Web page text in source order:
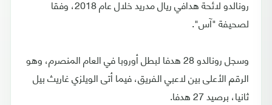
رونالدو لائحة هدافي ريال مدريد خلال عام 2018، وفقا
لصحيفة "آس".
وسجل رونالدو 28 هدفا لبطل أوروبا في العام المنصرم، وهو
الرقم الأعلى بين لاعبي الفريق، فيما أتى الويلزي غاريث بيل
ثانيا، برصيد 27 هدفا.